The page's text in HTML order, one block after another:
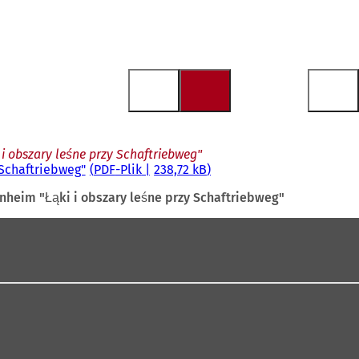
leśne przy Schaftriebweg"
PDF-Plik 238,72 kB
"Łąki i obszary leśne przy Schaftriebweg"